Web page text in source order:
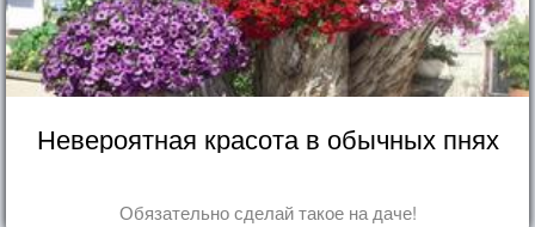
Невероятная красота в обычных пнях
Обязательно сделай такое на даче!